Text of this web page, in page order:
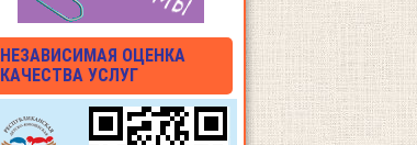
НЕЗАВИСИМАЯ ОЦЕНКА
КАЧЕСТВА УСЛУГ